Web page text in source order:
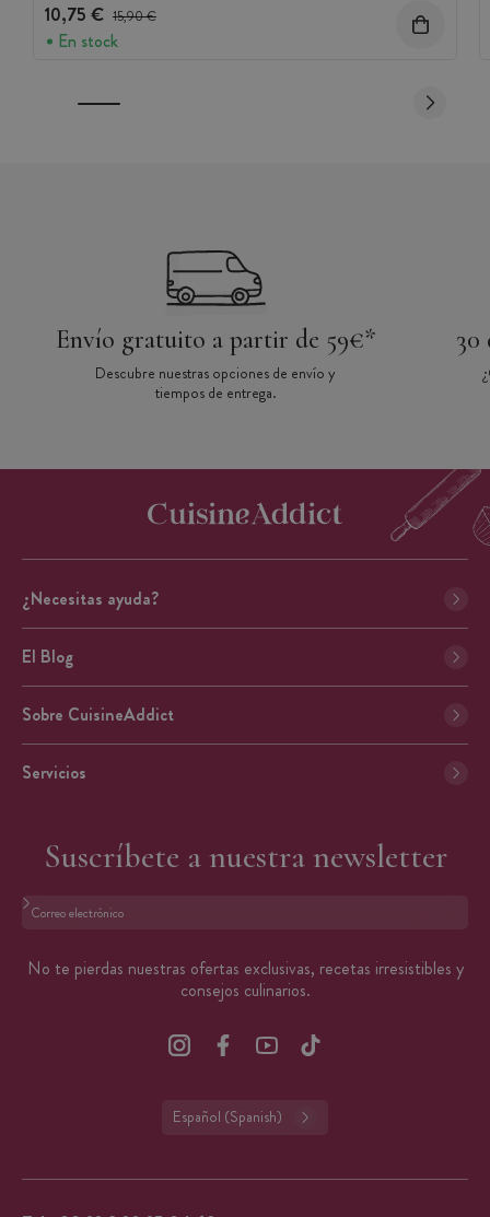
10,75 € Precio antes del descuento
15,90 €
En stock
Envío gratuito a partir de 59€*
Descubre nuestras opciones de envío y
tiempos de entrega.
30
¿Necesitas ayuda?
El Blog
Sobre CuisineAddict
Servicios
Suscríbete a nuestra newsletter
Formato: dirección@email.com
No te pierdas nuestras ofertas exclusivas, recetas irresistibles y
consejos culinarios.
Español (Spanish)